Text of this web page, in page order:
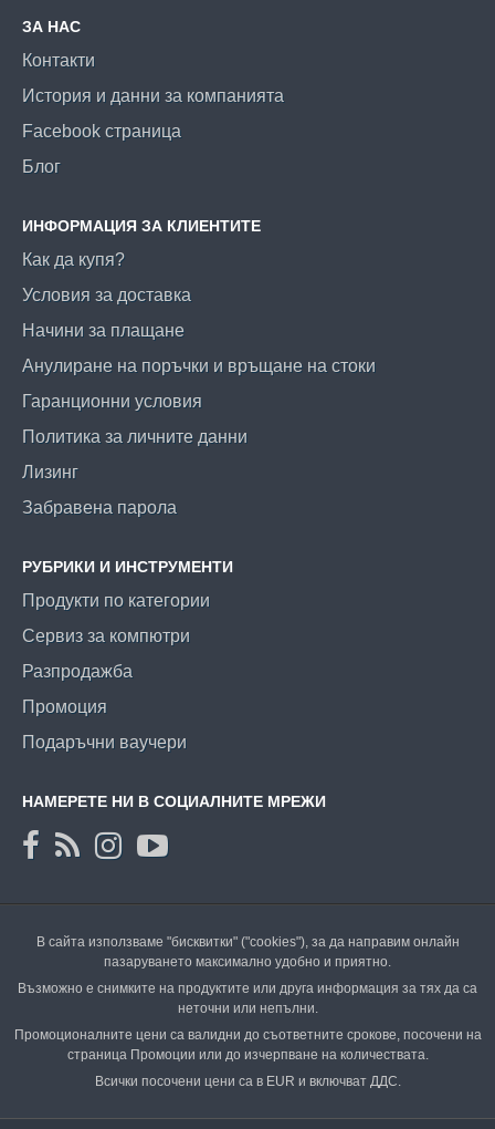
ЗА НАС
Контакти
История и данни за компанията
Facebook страница
Блог
ИНФОРМАЦИЯ ЗА КЛИЕНТИТЕ
Как да купя?
Условия за доставка
Начини за плащане
Анулиране на поръчки и връщане на стоки
Гаранционни условия
Политика за личните данни
Лизинг
Забравена парола
РУБРИКИ И ИНСТРУМЕНТИ
Продукти по категории
Сервиз за компютри
Разпродажба
Промоция
Подаръчни ваучери
НАМЕРЕТЕ НИ В СОЦИАЛНИТЕ МРЕЖИ
В сайта използваме "бисквитки" ("cookies"), за да направим онлайн
пазаруването максимално удобно и приятно.
Възможно е снимките на продуктите или друга информация за тях да са
неточни или непълни.
Промоционалните цени са валидни до съответните срокове, посочени на
страница Промоции или до изчерпване на количествата.
Всички посочени цени са в EUR и включват ДДС.